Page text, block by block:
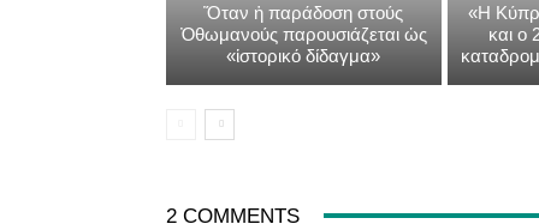
Ὅταν ἡ παράδοση στούς
Ὀθωμανούς παρουσιάζεται ὡς
«ἱστορικό δίδαγμα»
«Η
και ο
2 COMMENTS